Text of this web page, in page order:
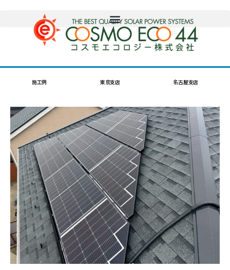
施工例 東京支店 名古屋支店